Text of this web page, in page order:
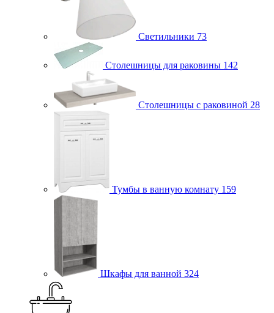
Светильники 73
Столешницы для раковины 142
Столешницы с раковиной 28
Тумбы в ванную комнату 159
Шкафы для ванной 324